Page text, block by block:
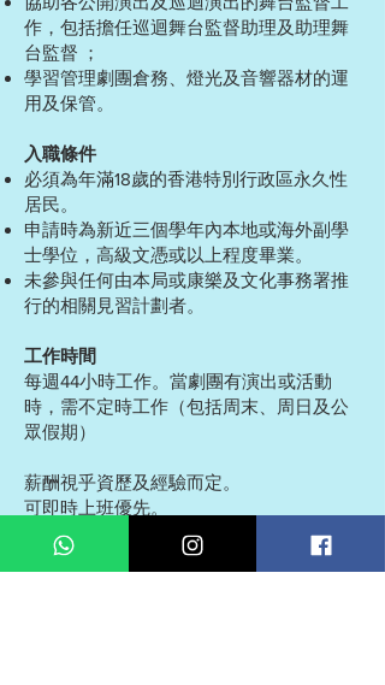
作，包括擔任巡迴舞台監督助理及助理舞
台監督 ；
學習管理劇團倉務、燈光及音響器材的運
用及保管。
入職條件
必須為年滿18歲的香港特別行政區永久性
居民。
申請時為新近三個學年內本地或海外副學
士學位，高級文憑或以上程度畢業。
未參與任何由本局或康樂及文化事務署推
行的相關見習計劃者。
工作時間
每週44小時工作。當劇團有演出或活動
時，需不定時工作（包括周末、周日及公
眾假期）
薪酬視乎資歷及經驗而定。
可即時上班優先。
應徵者請將個人履歷及要求待遇電郵至